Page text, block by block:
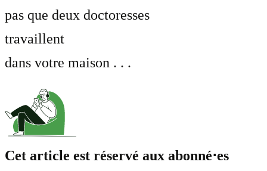
pas que deux doctoresses
travaillent
dans votre maison . . .
Cet article est réservé aux abonné⋅es